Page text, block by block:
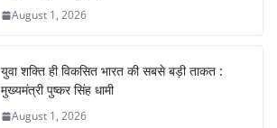
August 1, 2026
युवा शक्ति ही विकसित भारत की सबसे बड़ी ताकत :
मुख्यमंत्री पुष्कर सिंह धामी
August 1, 2026